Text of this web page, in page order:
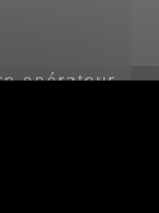
opérateur,